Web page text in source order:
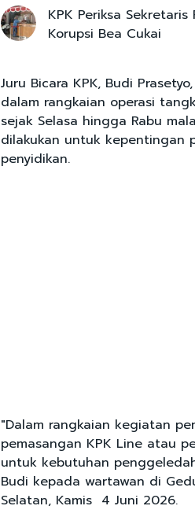
KPK Periksa
Korupsi Bea Cukai
Juru Bicara KPK, Budi
dalam rangkaian operasi
sejak Selasa hingga Rabu
dilakukan untuk kepentingan
penyidikan.
"Dalam rangkaian kegiatan
pemasangan KPK Line atau
untuk kebutuhan
Budi kepada wartawan di
Selatan, Kamis 4 Juni 2026.